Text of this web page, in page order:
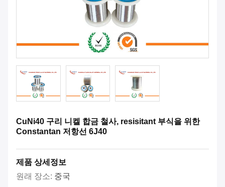
CuNi40 구리 니켈 합금 철사, resisitant 부식을 위한
Constantan 저항선 6J40
제품 상세정보
원래 장소: 중국